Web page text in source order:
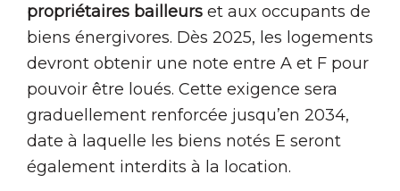
propriétaires bailleurs et aux occupants de
biens énergivores. Dès 2025, les logements
devront obtenir une note entre A et F pour
pouvoir être loués. Cette exigence sera
graduellement renforcée jusqu’en 2034,
date à laquelle les biens notés E seront
également interdits à la location.